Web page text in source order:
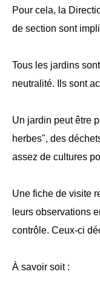
Pour cela, la
de section sont
Tous les jardins
neutralité. Ils sont
Un jardin peut être
herbes", des
assez de cultures
Une fiche de visite
leurs observations
contrôle. Ceux-ci
À savoir soit :